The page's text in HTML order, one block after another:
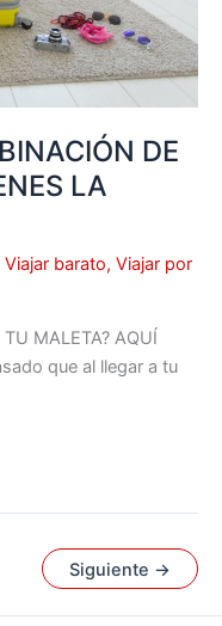
DE
LA
Viajar barato, Viajar por
MALETA? AQUÍ
que al llegar a tu
Siguiente →